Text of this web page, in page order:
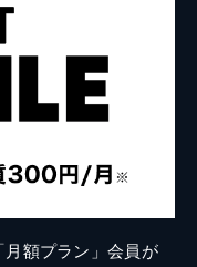
月額プラン」会員が